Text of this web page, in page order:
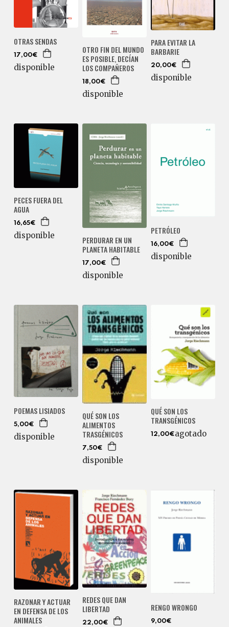
OTRAS SENDAS
17,00€
disponible
OTRO FIN DEL MUNDO
ES POSIBLE, DECÍAN
LOS COMPAÑEROS
18,00€
disponible
PARA EVITAR LA
BARBARIE
20,00€
disponible
PECES FUERA DEL
AGUA
16,65€
disponible
PERDURAR EN UN
PLANETA HABITABLE
17,00€
disponible
PETRÓLEO
16,00€
disponible
POEMAS LISIADOS
5,00€
disponible
QUÉ SON LOS
ALIMENTOS
TRASGÉNICOS
7,50€
disponible
QUÉ SON LOS
TRANSGÉNICOS
12,00€agotado
RAZONAR Y ACTUAR
EN DEFENSA DE LOS
ANIMALES
REDES QUE DAN
LIBERTAD
22,00€
RENGO WRONGO
9,00€